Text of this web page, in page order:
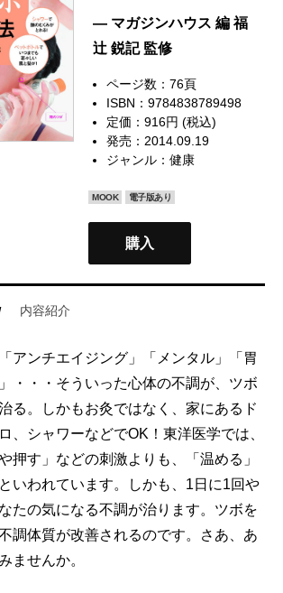
— マガジンハウス 編 福
辻 鋭記 監修
ページ数：76頁
ISBN：9784838789498
定価：916円 (税込)
発売：2014.09.19
ジャンル：健康
MOOK 電子版あり
購入
内容紹介
アンチエイジング」「メンタル」「胃
・・・そういった心体の不調が、ツボ
る。しかもお灸ではなく、家にあるド
、シャワーなどでOK！東洋医学では、
押す」などの刺激よりも、「温める」
いわれています。しかも、1日に1回や
たの気になる不調が治ります。ツボを
調体質が改善されるのです。さあ、あ
ませんか。